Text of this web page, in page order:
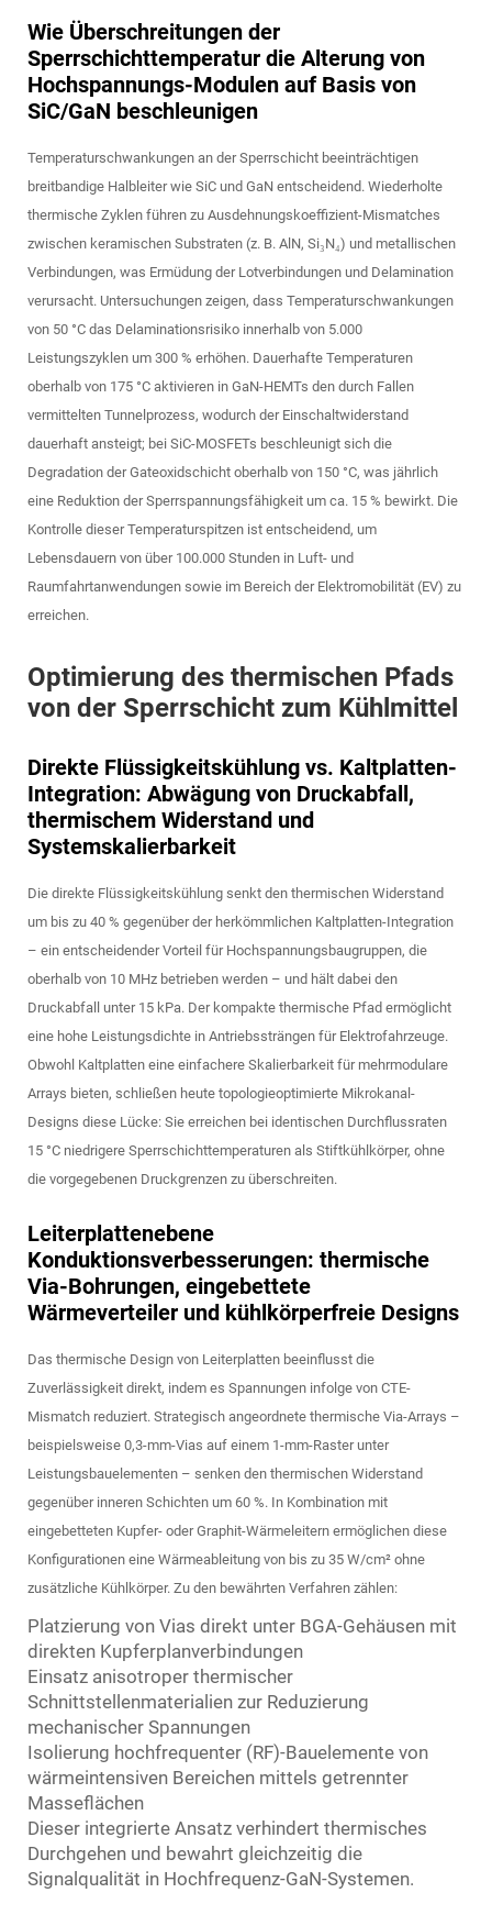
Wie Überschreitungen der
Sperrschichttemperatur die Alterung von
Hochspannungs-Modulen auf Basis von
SiC/GaN beschleunigen
Temperaturschwankungen an der Sperrschicht beeinträchtigen
breitbandige Halbleiter wie SiC und GaN entscheidend. Wiederholte
thermische Zyklen führen zu Ausdehnungskoeffizient-Mismatches
zwischen keramischen Substraten (z. B. AlN, Si₃N₄) und metallischen
Verbindungen, was Ermüdung der Lotverbindungen und Delamination
verursacht. Untersuchungen zeigen, dass Temperaturschwankungen
von 50 °C das Delaminationsrisiko innerhalb von 5.000
Leistungszyklen um 300 % erhöhen. Dauerhafte Temperaturen
oberhalb von 175 °C aktivieren in GaN-HEMTs den durch Fallen
vermittelten Tunnelprozess, wodurch der Einschaltwiderstand
dauerhaft ansteigt; bei SiC-MOSFETs beschleunigt sich die
Degradation der Gateoxidschicht oberhalb von 150 °C, was jährlich
eine Reduktion der Sperrspannungsfähigkeit um ca. 15 % bewirkt. Die
Kontrolle dieser Temperaturspitzen ist entscheidend, um
Lebensdauern von über 100.000 Stunden in Luft- und
Raumfahrtanwendungen sowie im Bereich der Elektromobilität (EV) zu
erreichen.
Optimierung des thermischen Pfads
von der Sperrschicht zum Kühlmittel
Direkte Flüssigkeitskühlung vs. Kaltplatten-
Integration: Abwägung von Druckabfall,
thermischem Widerstand und
Systemskalierbarkeit
Die direkte Flüssigkeitskühlung senkt den thermischen Widerstand
um bis zu 40 % gegenüber der herkömmlichen Kaltplatten-Integration
– ein entscheidender Vorteil für Hochspannungsbaugruppen, die
oberhalb von 10 MHz betrieben werden – und hält dabei den
Druckabfall unter 15 kPa. Der kompakte thermische Pfad ermöglicht
eine hohe Leistungsdichte in Antriebssträngen für Elektrofahrzeuge.
Obwohl Kaltplatten eine einfachere Skalierbarkeit für mehrmodulare
Arrays bieten, schließen heute topologieoptimierte Mikrokanal-
Designs diese Lücke: Sie erreichen bei identischen Durchflussraten
15 °C niedrigere Sperrschichttemperaturen als Stiftkühlkörper, ohne
die vorgegebenen Druckgrenzen zu überschreiten.
Leiterplattenebene
Konduktionsverbesserungen: thermische
Via-Bohrungen, eingebettete
Wärmeverteiler und kühlkörperfreie Designs
Das thermische Design von Leiterplatten beeinflusst die
Zuverlässigkeit direkt, indem es Spannungen infolge von CTE-
Mismatch reduziert. Strategisch angeordnete thermische Via-Arrays –
beispielsweise 0,3-mm-Vias auf einem 1-mm-Raster unter
Leistungsbauelementen – senken den thermischen Widerstand
gegenüber inneren Schichten um 60 %. In Kombination mit
eingebetteten Kupfer- oder Graphit-Wärmeleitern ermöglichen diese
Konfigurationen eine Wärmeableitung von bis zu 35 W/cm² ohne
zusätzliche Kühlkörper. Zu den bewährten Verfahren zählen:
Platzierung von Vias direkt unter BGA-Gehäusen mit
direkten Kupferplanverbindungen
Einsatz anisotroper thermischer
Schnittstellenmaterialien zur Reduzierung
mechanischer Spannungen
Isolierung hochfrequenter (RF)-Bauelemente von
wärmeintensiven Bereichen mittels getrennter
Masseflächen
Dieser integrierte Ansatz verhindert thermisches
Durchgehen und bewahrt gleichzeitig die
Signalqualität in Hochfrequenz-GaN-Systemen.